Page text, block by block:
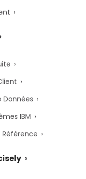
Données
IBM
Référence